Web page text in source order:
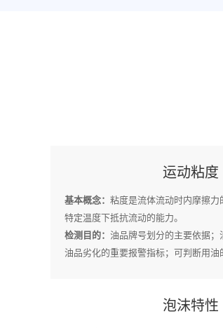
运动粘度
基本概念： 粘度是流体流动时内摩擦力
特定温度下抵抗流动的能力。
检测目的： 油品牌号划分的主要依据；
油品劣化的重要报警指标；可判断用油
泡沫特性